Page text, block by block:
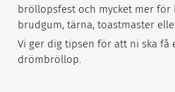
bröllopsfest och mycket mer för
brudgum, tärna, toastmaster
Vi ger dig tipsen för att ni ska få
drömbröllop.